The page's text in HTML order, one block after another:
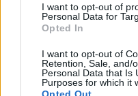
I want to opt-out of
Personal Data for
Opted In
I want to opt-out of
Retention, Sale, and/
Personal Data that Is
Purposes for which it
Opted Out
Az ördög